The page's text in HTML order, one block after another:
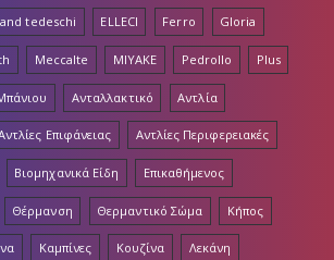
tedeschi ELLECI Ferro Gloria
Meccalte MIYAKE Pedrollo Plus
Ανταλλακτικό Αντλία
Επιφάνειας Αντλίες Περιφερειακές
Βιομηχανικά Είδη Επικαθήμενος
Θέρμανση Θερμαντικό Σώμα Κήπος
Καμπίνες Κουζίνα Λεκάνη